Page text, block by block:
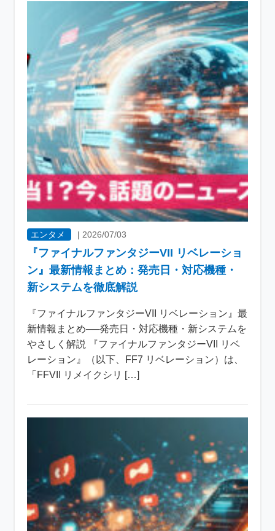
エンタメ |2026/07/03
『ファイナルファンタジーVII リベレーショ
ン』最新情報まとめ：発売日・対応機種・
新システムを徹底解説
『ファイナルファンタジーVII リベレーション』最
新情報まとめ──発売日・対応機種・新システムを
やさしく解説 『ファイナルファンタジーVII リベ
レーション』（以下、FF7 リベレーション）は、
「FFVII リメイクシリ […]